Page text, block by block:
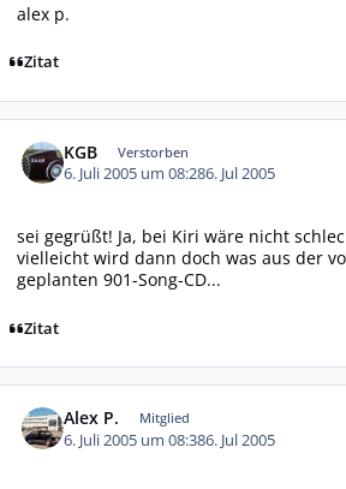
alex p.
Zitat
KGB Verstorben
6. Juli 2005 um 08:286. Jul 2005
sei gegrüßt! Ja, bei Kiri wäre nicht
vielleicht wird dann doch was aus der
geplanten 901-Song-CD...
Zitat
Alex P. Mitglied
6. Juli 2005 um 08:386. Jul 2005